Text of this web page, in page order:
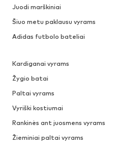
Juodi marškiniai
Šiuo metu paklausu vyrams
Adidas futbolo bateliai
Kardiganai vyrams
Žygio batai
Paltai vyrams
Vyriški kostiumai
Rankinės ant juosmens vyrams
Žieminiai paltai vyrams